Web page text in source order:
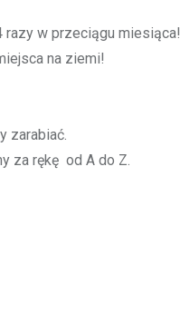
razy w przeciągu miesiąca!
na ziemi!
zarabiać.
za rękę od A do Z.